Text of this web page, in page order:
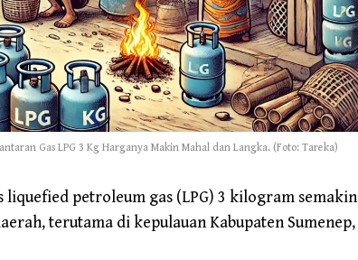
Gas LPG 3 Kg Harganya Makin Mahal dan Langka. (Foto: Tareka)
liquefied petroleum gas (LPG) 3 kilogram semakin
terutama di kepulauan Kabupaten Sumenep,